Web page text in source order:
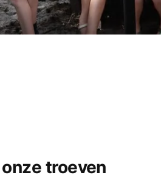
troeven